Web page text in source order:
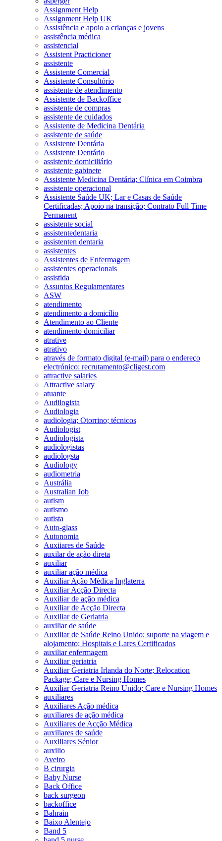
Assignment Help
Assignment Help UK
Assistência e apoio a crianças e jovens
assistência médica
assistencial
Assistent Practicioner
assistente
Assistente Comercial
Assistente Consultório
assistente de atendimento
Assistente de Backoffice
assistente de compras
assistente de cuidados
Assistente de Medicina Dentária
assistente de saúde
Assistente Dentária
Assistente Dentário
assistente domiciliário
assistente gabinete
Assistente Medicina Dentária; Clínica em Coimbra
assistente operacional
Assistente Saúde UK; Lar e Casas de Saúde
Certificadas; Apoio na transição; Contrato Full Time
Permanent
assistente social
assistentedentaria
assistenten dentaria
assistentes
Assistentes de Enfermagem
assistentes operacionais
assistida
Assuntos Regulamentares
ASW
atendimento
atendimento a domicílio
Atendimento ao Cliente
atendimento domiciliar
atrative
atrativo
através de formato digital (e-mail) para o endereço
electrónico: recrutamento@cligest.com
attractive salaries
Attractive salary
atuante
Audilogista
Audiologia
audiologia; Otorrino; técnicos
Audiologist
Audiologista
audiologistas
audiologsta
Audiology
audiometria
Austrália
Australian Job
autism
autismo
autista
Auto-glass
Autonomia
Auxiiares de Saúde
auxilar de ação direta
auxiliar
auxiliar ação médica
Auxiliar Ação Médica Inglaterra
Auxiliar Acção Directa
Auxiliar de ação médica
Auxiliar de Acção Directa
Auxiliar de Geriatria
auxiliar de saúde
Auxiliar de Saúde Reino Unido; suporte na viagem e
alojamento; Hospitais e Lares Certificados
auxiliar enfermagem
Auxiliar geriatria
Auxiliar Geriatria Irlanda do Norte; Relocation
Package; Care e Nursing Homes
Auxiliar Geriatria Reino Unido; Care e Nursing Homes
auxiliares
Auxiliares Ação médica
auxiliares de ação médica
Auxiliares de Acção Médica
auxiliares de saúde
Auxiliares Sénior
auxilio
Aveiro
B cirurgia
Baby Nurse
Back Office
back surgeon
backoffice
Bahrain
Baixo Alentejo
Band 5